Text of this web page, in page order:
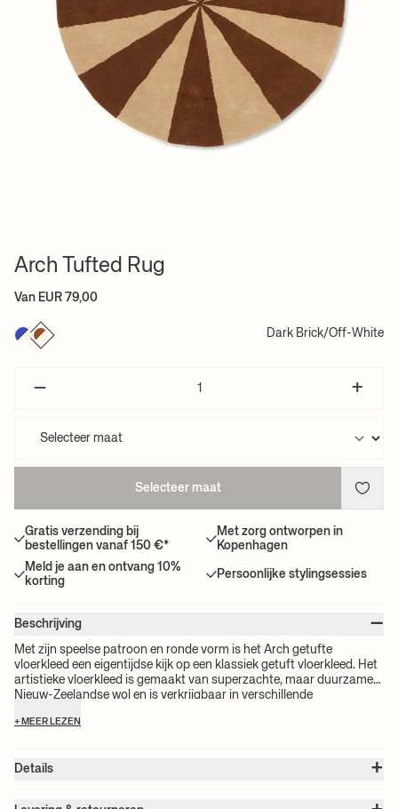
Arch Tufted Rug
Van EUR 79,00
Dark Brick/Off-White
– +
Selecteer maat
Gratis verzending bij
bestellingen vanaf 150 €*
Met zorg ontworpen in
Kopenhagen
Meld je aan en ontvang 10%
korting
Persoonlijke stylingsessies
Beschrijving –
Met zijn speelse patroon en ronde vorm is het Arch getufte
vloerkleed een eigentijdse kijk op een klassiek getuft vloerkleed. Het
artistieke vloerkleed is gemaakt van superzachte, maar duurzame
Nieuw-Zeelandse wol en is verkrijgbaar in verschillende
zacht, decoratief contrast toe te voegen.
+ MEER LEZEN
Details +